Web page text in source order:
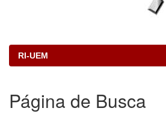
RI-UEM
Página de Busca